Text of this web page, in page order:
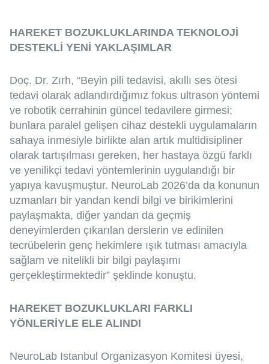
HAREKET BOZUKLUKLARINDA TEKNOLOJİ
DESTEKLİ YENİ YAKLAŞIMLAR
Doç. Dr. Zırh, “Beyin pili tedavisi, akıllı ses ötesi
tedavi olarak adlandırdığımız fokus ultrason yöntemi
ve robotik cerrahinin güncel tedavilere girmesi;
bunlara paralel gelişen cihaz destekli uygulamaların
sahaya inmesiyle birlikte alan artık multidisipliner
olarak tartışılması gereken, her hastaya özgü farklı
ve yenilikçi tedavi yöntemlerinin uygulandığı bir
yapıya kavuşmuştur. NeuroLab 2026’da da konunun
uzmanları bir yandan kendi bilgi ve birikimlerini
paylaşmakta, diğer yandan da geçmiş
deneyimlerden çıkarılan derslerin ve edinilen
tecrübelerin genç hekimlere ışık tutması amacıyla
sağlam ve nitelikli bir bilgi paylaşımı
gerçekleştirmektedir” şeklinde konuştu.
HAREKET BOZUKLUKLARI FARKLI
YÖNLERİYLE ELE ALINDI
NeuroLab Istanbul Organizasyon Komitesi üyesi,